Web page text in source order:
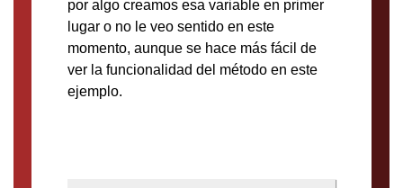
por algo creamos esa variable en primer
lugar o no le veo sentido en este
momento, aunque se hace más fácil de
ver la funcionalidad del método en este
ejemplo.